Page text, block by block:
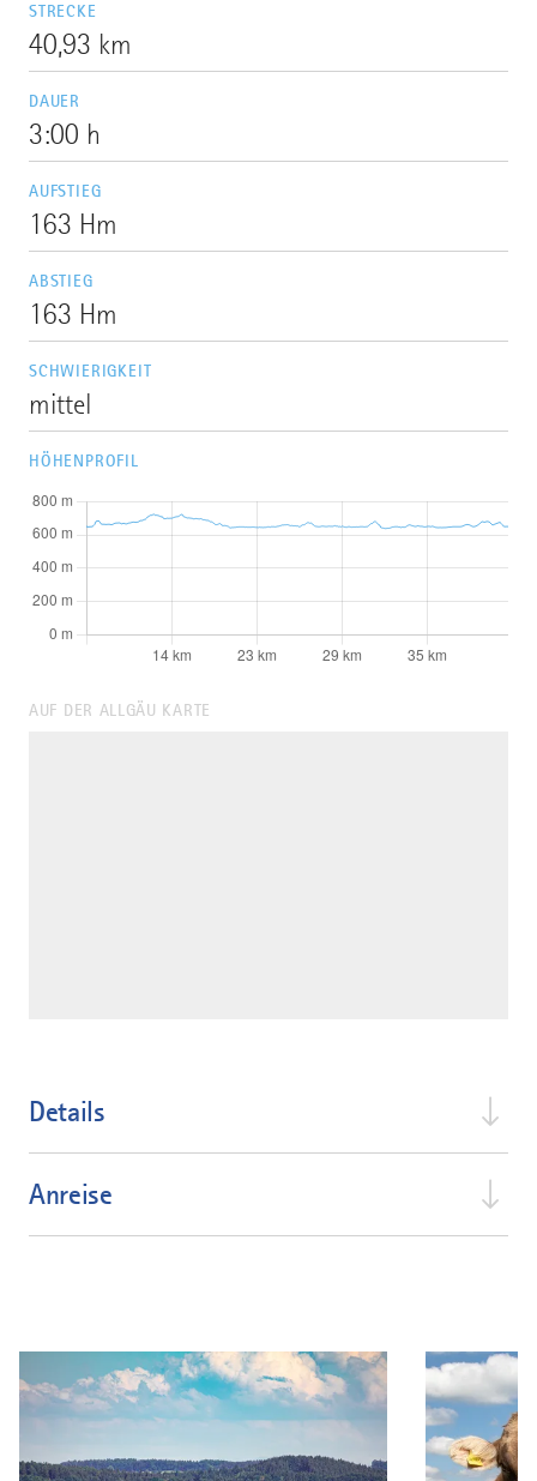
STRECKE
40,93 km
DAUER
3:00 h
AUFSTIEG
163 Hm
ABSTIEG
163 Hm
SCHWIERIGKEIT
mittel
HÖHENPROFIL
AUF DER ALLGÄU KARTE
Details
Anreise